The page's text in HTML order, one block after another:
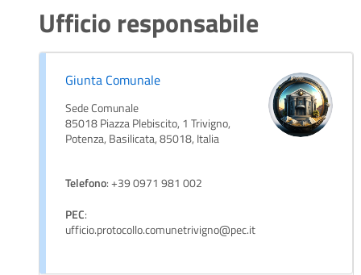
Ufficio responsabile
Giunta Comunale
Sede Comunale
85018 Piazza Plebiscito, 1 Trivigno,
Potenza, Basilicata, 85018, Italia
Telefono: +39 0971 981 002
PEC:
ufficio.protocollo.comunetrivigno@pec.it